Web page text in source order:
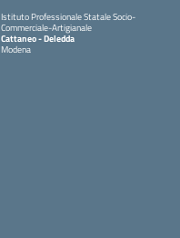
Istituto Professionale Statale Socio-
Commerciale-Artigianale
Cattaneo - Deledda
Modena